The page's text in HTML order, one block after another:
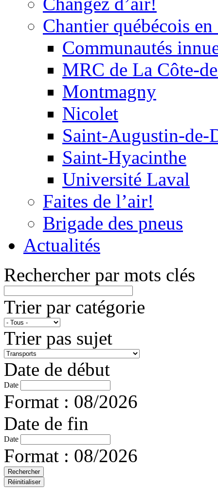
Chantier québécois
Communautés
MRC de La Côte-
Montmagny
Nicolet
Saint-Augustin-de-
Saint-Hyacinthe
Université Laval
Faites de l’air!
Brigade des pneus
Actualités
Rechercher par mots clés
Trier par catégorie
Trier pas sujet
Date de début
Date
Format : 08/2026
Date de fin
Date
Format : 08/2026